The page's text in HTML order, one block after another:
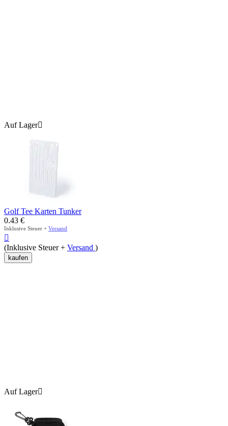
Auf Lager
Golf Tee Karten Tunker
0.43 €
Inklusive Steuer + Versand

(Inklusive Steuer + Versand )
kaufen
Auf Lager